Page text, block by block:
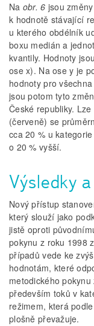
Na obr. 6 jsou
k hodnotě stávající
u kterého obdélník
boxu medián a
kvantily. Hodnoty
ose x). Na ose y je
hodnoty pro
jsou potom tyto
České republiky.
(červeně) se
cca 20 % u
o 20 % vyšší.
Výsledky
Nový přístup
který slouží jako
jistě oproti
pokynu z roku 1998
případů vede ke
hodnotám, které
metodického
především toků v
režimem, která
plošně převažuje.